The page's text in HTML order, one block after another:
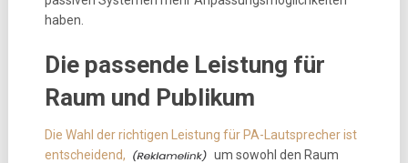
haben.
Die passende Leistung für
Raum und Publikum
Die Wahl der richtigen Leistung für PA-Lautsprecher ist
entscheidend,
um sowohl den Raum